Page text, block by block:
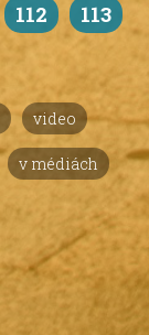
112 113
video
v médiách